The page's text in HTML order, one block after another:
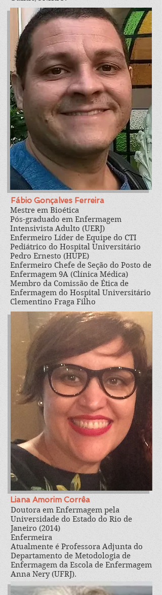
Fábio Gonçalves Ferreira
Mestre em Bioética
Pós-graduado em Enfermagem
Intensivista Adulto (UERJ)
Enfermeiro Líder de Equipe do CTI
Pediátrico do Hospital Universitário
Pedro Ernesto (HUPE)
Enfermeiro Chefe de Seção do Posto de
Enfermagem 9A (Clínica Médica)
Membro da Comissão de Ética de
Enfermagem do Hospital Universitário
Clementino Fraga Filho
Liana Amorim Corrêa
Doutora em Enfermagem pela
Universidade do Estado do Rio de
Janeiro (2014)
Enfermeira
Atualmente é Professora Adjunta do
Departamento de Metodologia de
Enfermagem da Escola de Enfermagem
Anna Nery (UFRJ).